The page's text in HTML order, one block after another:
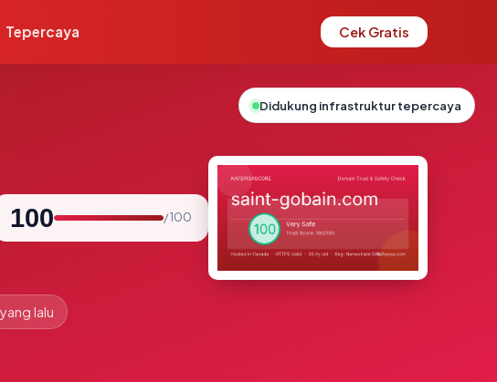
Tepercaya Cek Gratis
100 / 100
lalu
Didukung infrastruktur tepercaya